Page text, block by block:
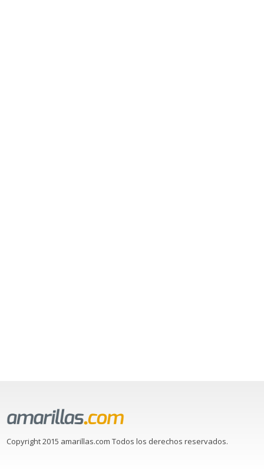
Copyright 2015 amarillas.com Todos los derechos reservados.